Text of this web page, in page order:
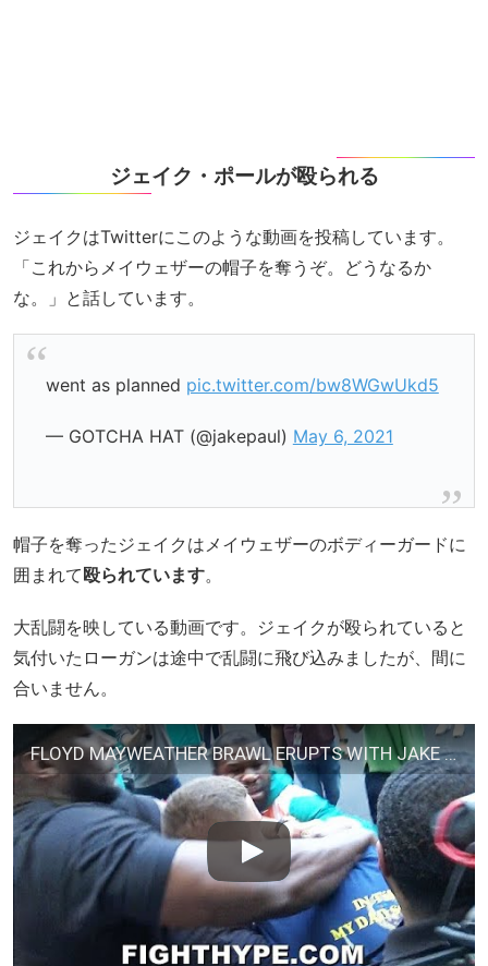
ジェイク・ポールが殴られる
ジェイクはTwitterにこのような動画を投稿しています。
「これからメイウェザーの帽子を奪うぞ。どうなるか
な。」と話しています。
went as planned pic.twitter.com/bw8WGwUkd5
— GOTCHA HAT (@jakepaul) May 6, 2021
帽子を奪ったジェイクはメイウェザーのボディーガードに
囲まれて殴られています。
大乱闘を映している動画です。ジェイクが殴られていると
気付いたローガンは途中で乱闘に飛び込みましたが、間に
合いません。
FLOYD MAYWEATHER BRAWL ERUPTS WITH JAKE PAUL; ALL HELL BREAKS LOOSE AS TEAMS COME TO BLOWS